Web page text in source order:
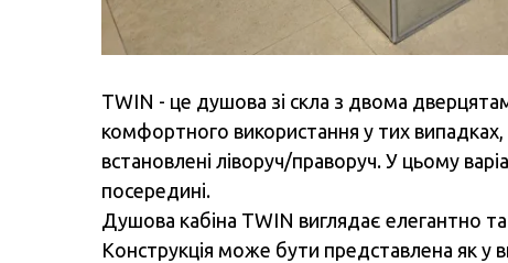
TWIN - це душова зі скла з двома
комфортного використання у тих
встановлені ліворуч/праворуч. У цьому
посередині.
Душова кабіна TWIN виглядає елегантно
Конструкція може бути представлена як у